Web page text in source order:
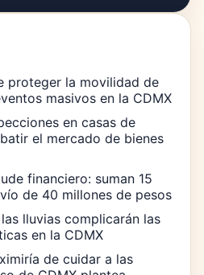
proteger la movilidad de
masivos en la CDMX
en casas de
el mercado de bienes
financiero: suman 15
de 40 millones de pesos
lluvias complicarán las
en la CDMX
de cuidar a las